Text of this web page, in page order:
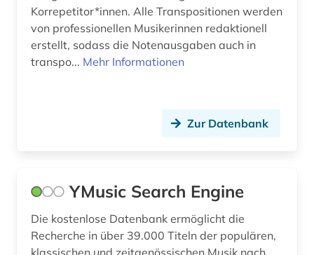
Korrepetitor*innen. Alle Transpositionen werden
von professionellen Musikerinnen redaktionell
erstellt, sodass die Notenausgaben auch in
transpo... Mehr Informationen
Zur Datenbank
YMusic Search Engine
Die kostenlose Datenbank ermöglicht die
Recherche in über 39.000 Titeln der populären,